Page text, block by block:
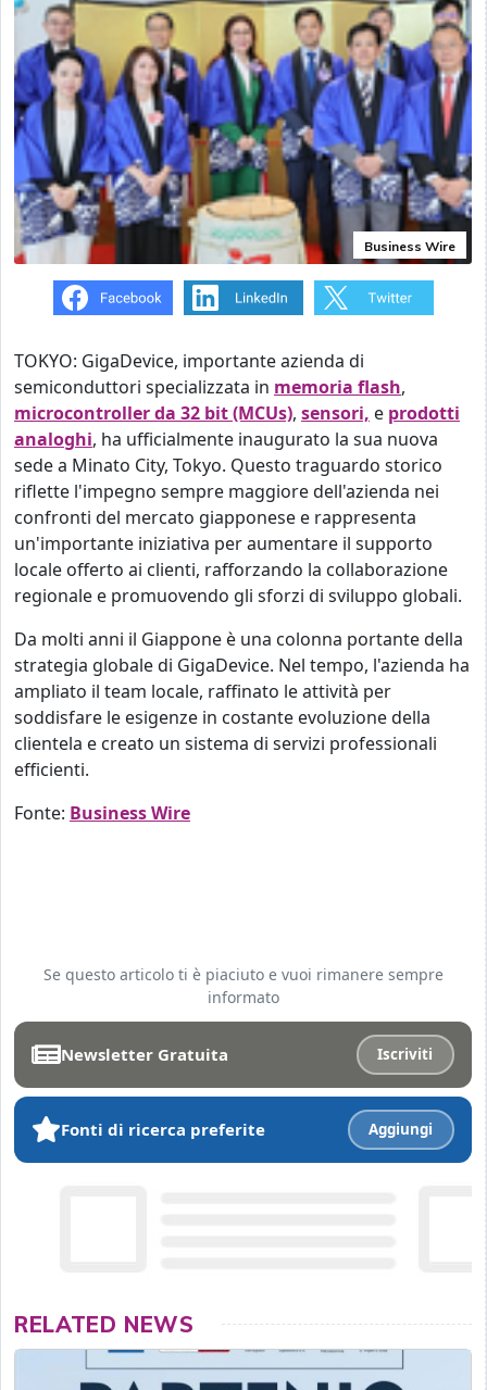
Business Wire
TOKYO: GigaDevice, importante azienda di
semiconduttori specializzata in memoria flash,
microcontroller da 32 bit (MCUs), sensori, e prodotti
analoghi, ha ufficialmente inaugurato la sua nuova
sede a Minato City, Tokyo. Questo traguardo storico
riflette l'impegno sempre maggiore dell'azienda nei
confronti del mercato giapponese e rappresenta
un'importante iniziativa per aumentare il supporto
locale offerto ai clienti, rafforzando la collaborazione
regionale e promuovendo gli sforzi di sviluppo globali.
Da molti anni il Giappone è una colonna portante della
strategia globale di GigaDevice. Nel tempo, l'azienda ha
ampliato il team locale, raffinato le attività per
soddisfare le esigenze in costante evoluzione della
clientela e creato un sistema di servizi professionali
efficienti.
Fonte: Business Wire
Se questo articolo ti è piaciuto e vuoi rimanere sempre
informato
Newsletter Gratuita Iscriviti
Fonti di ricerca preferite Aggiungi
RELATED NEWS